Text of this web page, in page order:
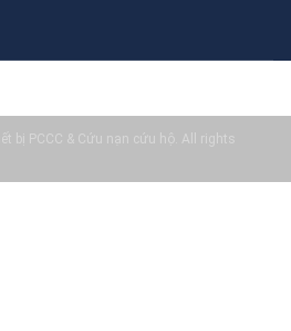
bị PCCC & Cứu nạn cứu hộ. All rights